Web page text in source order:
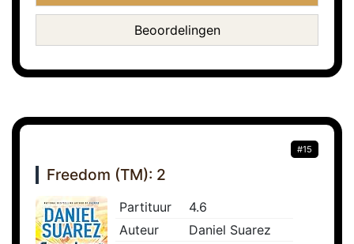
Beoordelingen
#15
Freedom (TM): 2
Partituur
4.6
Auteur
Daniel Suarez